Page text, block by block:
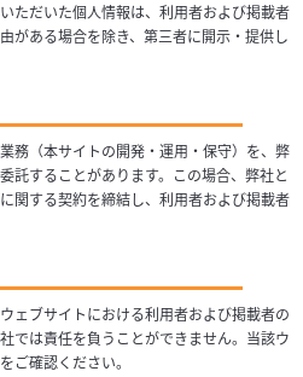
ただいた個人情報は、利用者および掲載者
がある場合を除き、第三者に開示・提供し
務（本サイトの開発・運用・保守）を、弊
託することがあります。この場合、弊社と
関する契約を締結し、利用者および掲載者
ェブサイトにおける利用者および掲載者の
では責任を負うことができません。当該ウ
ご確認ください。